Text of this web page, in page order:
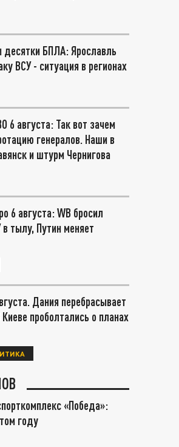
БПЛА: Ярославль
ВСУ - ситуация в регионах
6 августа: Так вот зачем
генералов. Наши в
и штурм Чернигова
6 августа: WB бросил
тылу, Путин меняет
Дания перебрасывает
проболтались о планах
«Победа»:
году